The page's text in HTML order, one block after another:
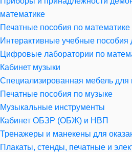
математике
Печатные пособия по математике
Интерактивные учебные пособия
Цифровые лаборатории по
Кабинет музыки
Специализированная мебель для
Печатные пособия по музыке
Музыкальные инструменты
Кабинет ОБЗР (ОБЖ) и НВП
Тренажеры и манекены для
Плакаты, стенды, печатные и